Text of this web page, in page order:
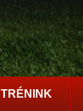
TRÉNINK